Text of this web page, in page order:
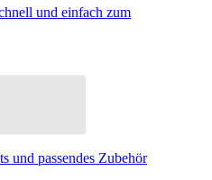
und einfach zum
und passendes Zubehör